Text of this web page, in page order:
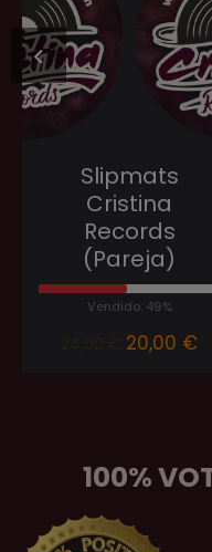
Slipmats
Cristina
Records
(Pareja)
Vendido: 49%
24,00 € 20,00 €
100%